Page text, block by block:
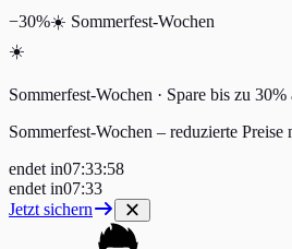
−30%☀️ Sommerfest-Wochen
☀️
Sommerfest-Wochen · Spare bis zu
Sommerfest-Wochen – reduzierte Preise
endet in07:33:57
endet in07:33
Jetzt sichern